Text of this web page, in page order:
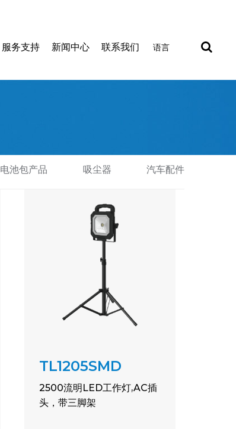
服务支持 新闻中心 联系我们 语言
电池包产品 吸尘器 汽车配件
TL1205SMD
2500流明LED工作灯,AC插
头，带三脚架